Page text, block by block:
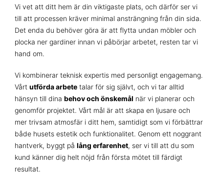
Vi vet att ditt hem är din viktigaste plats, och därför ser vi
till att processen kräver minimal ansträngning från din sida.
Det enda du behöver göra är att flytta undan möbler och
plocka ner gardiner innan vi påbörjar arbetet, resten tar vi
hand om.
Vi kombinerar teknisk expertis med personligt engagemang.
Vårt utförda arbete talar för sig självt, och vi tar alltid
hänsyn till dina behov och önskemål när vi planerar och
genomför projektet. Vårt mål är att skapa en ljusare och
mer trivsam atmosfär i ditt hem, samtidigt som vi förbättrar
både husets estetik och funktionalitet. Genom ett noggrant
hantverk, byggt på lång erfarenhet, ser vi till att du som
kund känner dig helt nöjd från första mötet till färdigt
resultat.